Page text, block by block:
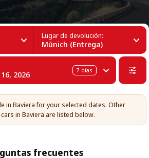
Lugar de devolución:
Múnich (Entrega)
2026 7 días
in Baviera for your selected dates. Other
in Baviera are listed below.
frecuentes